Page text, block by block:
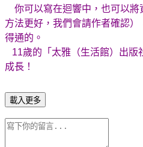
你可以寫在迴響中，也可以將
方法更好，我們會請作者確認
得通的。
11歲的「太雅（生活館）出版
成長！
載入更多